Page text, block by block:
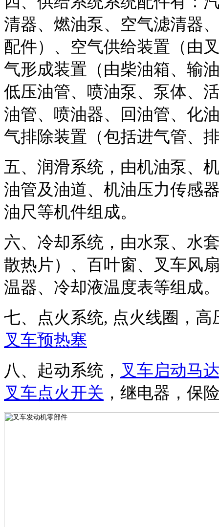
清器、燃油泵、空气滤清器
配件）、空气供给装置（由
气形成装置（由柴油箱、输
低压油管、喷油泵、泵体、
油管、喷油器、回油管、化
气排除装置（包括进气管、
五、润滑系统，由机油泵、
油管及油道、机油压力传感
油尺等机件组成。
六、冷却系统，由水泵、水
散热片）、百叶窗、叉车风
温器、冷却液温度表等组成
七、点火系统, 点火线圈，
叉车预热塞
八、起动系统， 叉车启动马
叉车点火开关 ，继电器，保